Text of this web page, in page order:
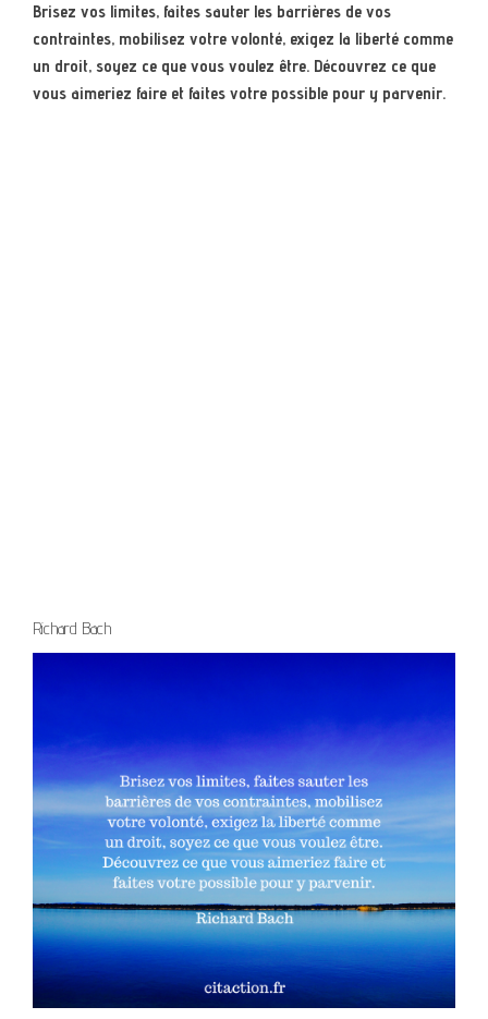
Brisez vos limites, faites sauter les barrières de vos
contraintes, mobilisez votre volonté, exigez la liberté comme
un droit, soyez ce que vous voulez être. Découvrez ce que
vous aimeriez faire et faites votre possible pour y parvenir.
Richard Bach